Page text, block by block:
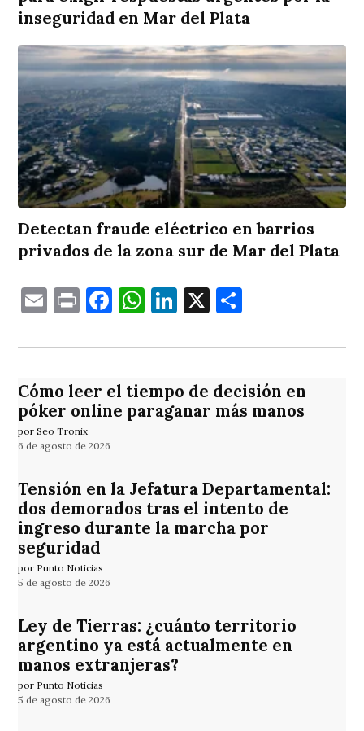
inseguridad en Mar del Plata
Detectan fraude eléctrico en barrios
privados de la zona sur de Mar del Plata
EmailPrintFacebook
WhatsApp
LinkedIn
X
Cómo leer el tiempo de decisión en
póker online paraganar más manos
por Seo Tronix
6 de agosto de 2026
Tensión en la Jefatura Departamental:
dos demorados tras el intento de
ingreso durante la marcha por
seguridad
por Punto Noticias
5 de agosto de 2026
Ley de Tierras: ¿cuánto territorio
argentino ya está actualmente en
manos extranjeras?
por Punto Noticias
5 de agosto de 2026